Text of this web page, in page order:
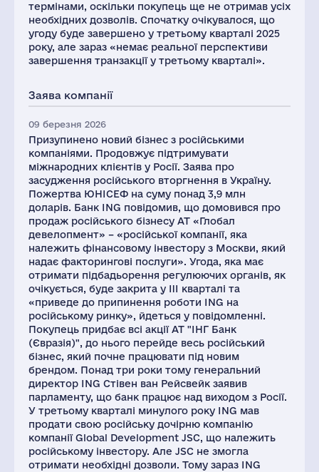
термінами, оскільки покупець ще не отримав усіх
необхідних дозволів. Спочатку очікувалося, що
угоду буде завершено у третьому кварталі 2025
року, але зараз «немає реальної перспективи
завершення транзакції у третьому кварталі».
Заява компанії
09 березня 2026
Призупинено новий бізнес з російськими
компаніями. Продовжує підтримувати
міжнародних клієнтів у Росії. Заява про
засудження російського вторгнення в Україну.
Пожертва ЮНІСЕФ на суму понад 3,9 млн
доларів. Банк ING повідомив, що домовився про
продаж російського бізнесу АТ «Глобал
девелопмент» – «російської компанії, яка
належить фінансовому інвестору з Москви, який
надає факторингові послуги». Угода, яка має
отримати підбадьорення регулюючих органів, як
очікується, буде закрита у III кварталі та
«приведе до припинення роботи ING на
російському ринку», йдеться у повідомленні.
Покупець придбає всі акції АТ "ІНГ Банк
(Євразія)", до нього перейде весь російський
бізнес, який почне працювати під новим
брендом. Понад три роки тому генеральний
директор ING Стівен ван Рейсвейк заявив
парламенту, що банк працює над виходом з Росії.
У третьому кварталі минулого року ING мав
продати свою російську дочірню компанію
компанії Global Development JSC, що належить
російському інвестору. Але JSC не змогла
отримати необхідні дозволи. Тому зараз ING